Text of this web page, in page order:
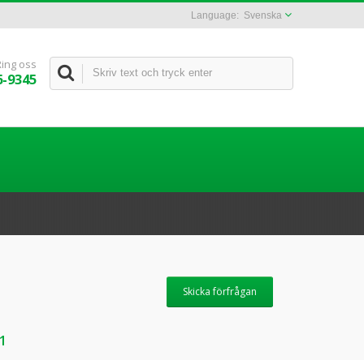
Svenska
oss
9345
Skicka förfrågan